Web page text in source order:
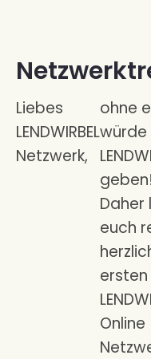
Liebes
LENDWIRBEL
Netzwerk,
ohne
würde
geben!
Daher
euch
ersten
Online